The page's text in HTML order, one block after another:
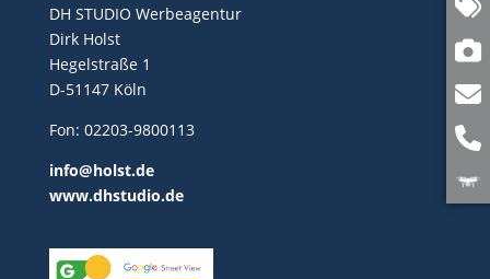
DH STUDIO Werbeagentur
Dirk Holst
Hegelstraße 1
D-51147 Köln
Fon: 02203-9800113
info@holst.de
www.dhstudio.de